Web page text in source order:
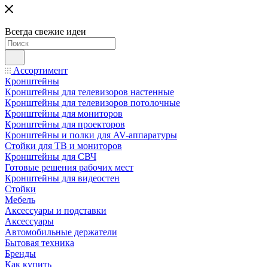
Всегда свежие идеи
Ассортимент
Кронштейны
Кронштейны для телевизоров настенные
Кронштейны для телевизоров потолочные
Кронштейны для мониторов
Кронштейны для проекторов
Кронштейны и полки для AV-аппаратуры
Стойки для ТВ и мониторов
Кронштейны для СВЧ
Готовые решения рабочих мест
Кронштейны для видеостен
Стойки
Мебель
Аксессуары и подставки
Аксессуары
Автомобильные держатели
Бытовая техника
Бренды
Как купить